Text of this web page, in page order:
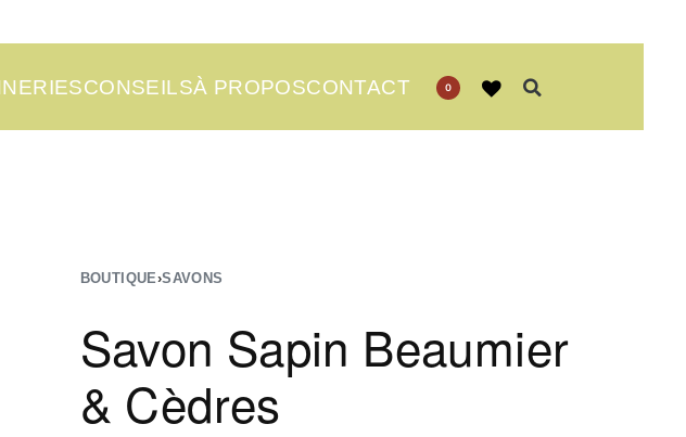
CONSEILSÀ PROPOSCONTACT 0
BOUTIQUE›SAVONS
Savon Sapin Beaumier
& Cèdres